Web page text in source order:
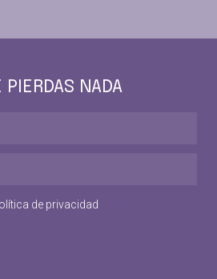
PIERDAS NADA
de privacidad